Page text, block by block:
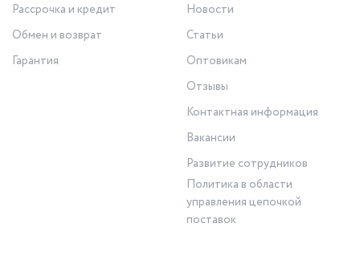
Рассрочка и кредит
Обмен и возврат
Гарантия
Новости
Статьи
Оптовикам
Отзывы
Контактная информация
Вакансии
Развитие сотрудников
Политика в области
управления цепочкой
поставок